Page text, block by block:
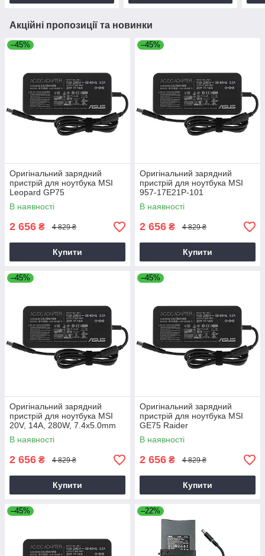
Акційні пропозиції та новинки
–45%
Оригінальний зарядний
пристрій для ноутбука MSI
Leopard GP75
В наявності
2 656 ₴ 4 829 ₴
Купити
–45%
Оригінальний зарядний
пристрій для ноутбука MSI
957-17E21P-101
В наявності
2 656 ₴ 4 829 ₴
Купити
–45%
Оригінальний зарядний
пристрій для ноутбука MSI
20V, 14A, 280W, 7.4x5.0mm
В наявності
2 656 ₴ 4 829 ₴
Купити
–45%
Оригінальний зарядний
пристрій для ноутбука MSI
GE75 Raider
В наявності
2 656 ₴ 4 829 ₴
Купити
–45% –22%